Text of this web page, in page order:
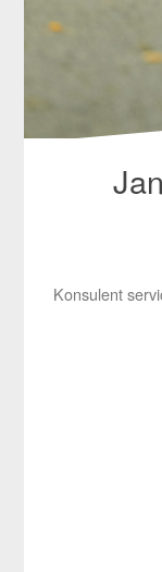
Konsulent